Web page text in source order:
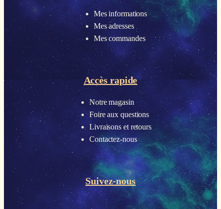
Mes informations
Mes adresses
Mes commandes
Accès rapide
Notre magasin
Foire aux questions
Livraisons et retours
Contactez-nous
Suivez-nous